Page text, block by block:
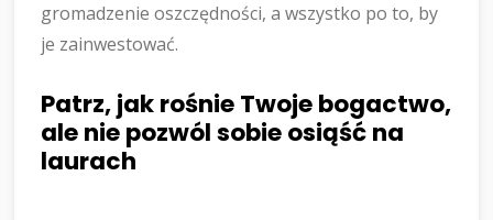
gromadzenie oszczędności, a wszystko po to, by
je zainwestować.
Patrz, jak rośnie Twoje bogactwo,
ale nie pozwól sobie osiąść na
laurach